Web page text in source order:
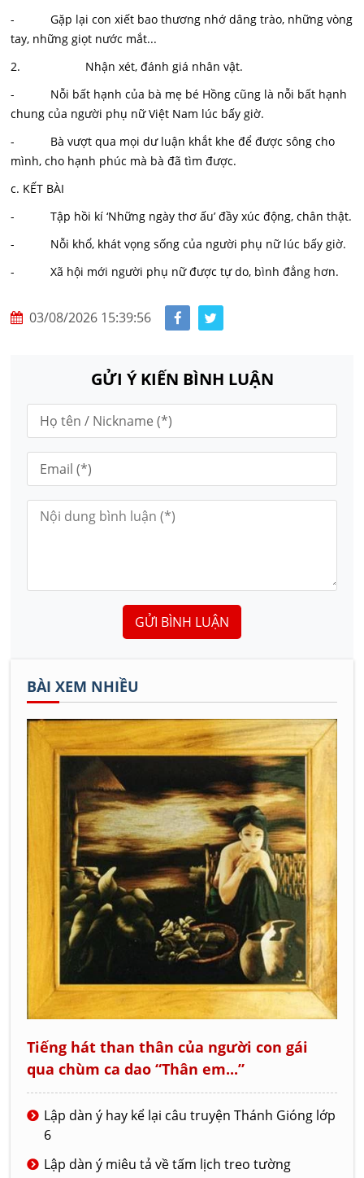
- Gặp lại con xiết bao thương nhớ dâng trào, những vòng
tay, những giọt nước mắt...
2. Nhận xét, đánh giá nhân vật.
- Nỗi bất hạnh của bà mẹ bé Hồng cũng là nỗi bất hạnh
chung của người phụ nữ Việt Nam lúc bấy giờ.
- Bà vượt qua mọi dư luận khắt khe để được sông cho
mình, cho hạnh phúc mà bà đã tìm được.
c. KẾT BÀI
- Tập hồi kí ‘Những ngày thơ ấu’ đầy xúc động, chân thật.
- Nỗi khổ, khát vọng sống của người phụ nữ lúc bấy giờ.
- Xã hội mới người phụ nữ được tự do, bình đẳng hơn.
03/08/2026 15:39:56
GỬI Ý KIẾN BÌNH LUẬN
GỬI BÌNH LUẬN
BÀI XEM NHIỀU
Tiếng hát than thân của người con gái
qua chùm ca dao “Thân em...”
Lập dàn ý hay kể lại câu truyện Thánh Gióng lớp
6
Lập dàn ý miêu tả về tấm lịch treo tường